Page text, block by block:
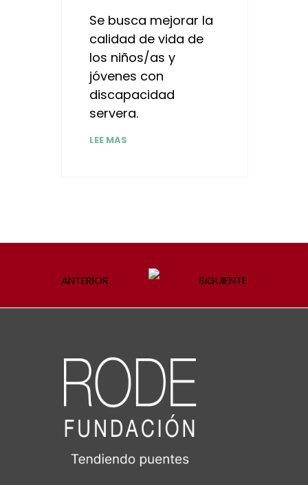
Se busca mejorar la
calidad de vida de
los niños/as y
jóvenes con
discapacidad
servera.
LEE MAS
ANTERIOR SIGUIENTE